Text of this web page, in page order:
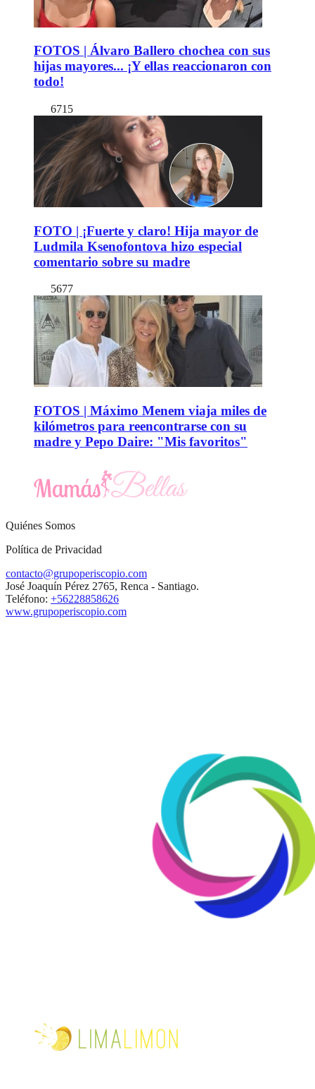
FOTOS | Álvaro Ballero chochea con sus
hijas mayores... ¡Y ellas reaccionaron con
todo!
6715
FOTO | ¡Fuerte y claro! Hija mayor de
Ludmila Ksenofontova hizo especial
comentario sobre su madre
5677
FOTOS | Máximo Menem viaja miles de
kilómetros para reencontrarse con su
madre y Pepo Daire: "Mis favoritos"
Quiénes Somos
Política de Privacidad
contacto@grupoperiscopio.com
José Joaquín Pérez 2765, Renca - Santiago.
Teléfono: +56228858626
www.grupoperiscopio.com